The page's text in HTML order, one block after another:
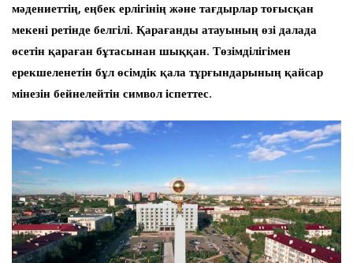
мәдениеттің, еңбек ерлігінің және тағдырлар тоғысқан
мекені ретінде белгілі. Қарағанды атауының өзі далада
өсетін қараған бұтасынан шыққан. Төзімділігімен
ерекшеленетін бұл өсімдік қала тұрғындарының қайсар
мінезін бейнелейтін символ іспеттес.